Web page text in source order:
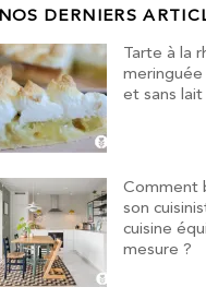
NOS DERNIERS
Tarte à la
meringuée
et sans lait
Comment
son
cuisine
mesure ?